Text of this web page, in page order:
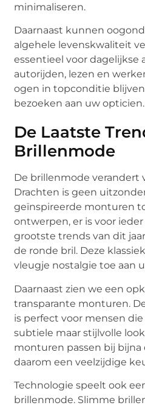
minimaliseren.
Daarnaast kunnen
algehele levenskwaliteit
essentieel voor dagelijkse
autorijden, lezen en
ogen in topconditie
bezoeken aan uw opticien.
De Laatste
Brillenmode
De brillenmode verandert
Drachten is geen
geïnspireerde monturen
ontwerpen, er is voor
grootste trends van dit
de ronde bril. Deze
vleugje nostalgie toe aan
Daarnaast zien we een
transparante monturen.
is perfect voor mensen
subtiele maar stijlvolle
monturen passen bij
daarom een veelzijdige
Technologie speelt ook
brillenmode. Slimme